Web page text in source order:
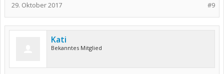
#9
29. Oktober 2017
Kati
Bekanntes Mitglied